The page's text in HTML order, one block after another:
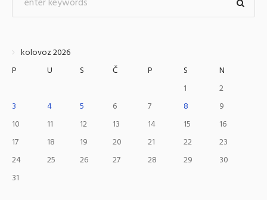
kolovoz 2026
P
U S Č P S
N
1
2
3
4 5 6 7 8
9
10
11 12 13 14 15
16
17
18 19 20 21 22
23
24
25 26 27 28 29
30
31